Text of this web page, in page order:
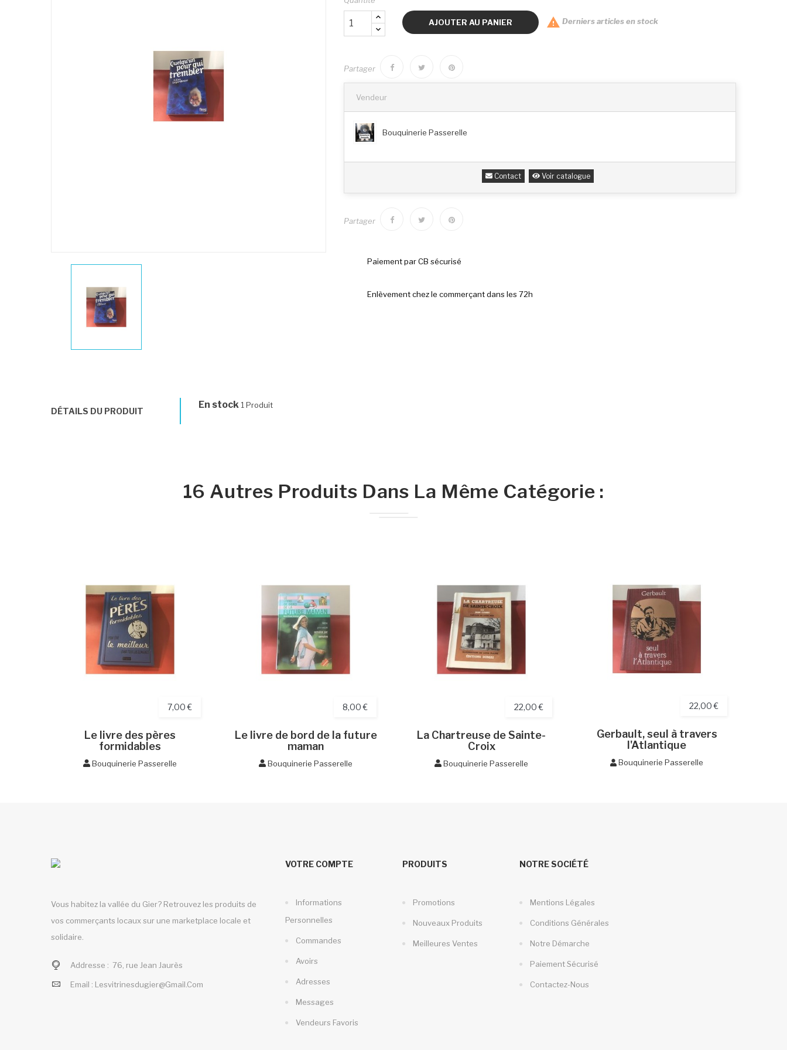
AJOUTER AU PANIER  Derniers articles en stock
Partager
Vendeur
Bouquinerie Passerelle
Contact Voir catalogue
Partager
Paiement par CB sécurisé
Enlèvement chez le commerçant dans les 72h
DÉTAILS DU PRODUIT
En stock 1 Produit
16 Autres Produits Dans La Même Catégorie :
7,00 €
Le livre des pères
formidables
Bouquinerie Passerelle
8,00 €
Le livre de bord de la future
maman
Bouquinerie Passerelle
22,00 €
La Chartreuse de Sainte-
Croix
Bouquinerie Passerelle
22,00 €
Gerbault, seul à travers
l'Atlantique
Bouquinerie Passerelle
Vous habitez la vallée du Gier? Retrouvez les produits de
vos commerçants locaux sur une marketplace locale et
solidaire.
Addresse : 76, rue Jean Jaurès
Email : Lesvitrinesdugier@gmail.com
VOTRE COMPTE
Informations
Personnelles
Commandes
Avoirs
Adresses
Messages
Vendeurs Favoris
PRODUITS
Promotions
Nouveaux Produits
Meilleures Ventes
NOTRE SOCIÉTÉ
Mentions Légales
Conditions Générales
Notre Démarche
Paiement Sécurisé
Contactez-Nous